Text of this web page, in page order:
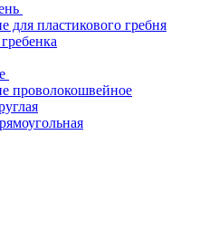
для пластикового гребня
проволокошвейное